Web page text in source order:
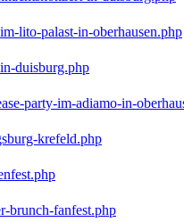
lito-palast-in-oberhausen.php
duisburg.php
party-im-adiamo-in-
krefeld.php
brunch-fanfest.php